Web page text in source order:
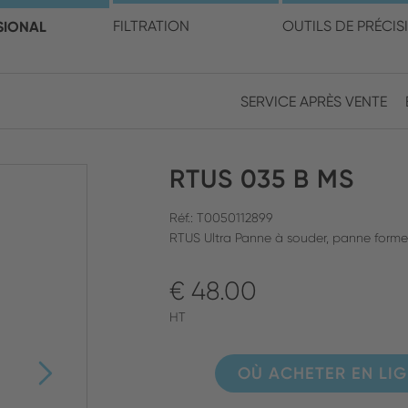
FILTRATION OUTILS DE
FERMER LA RECHERCHE
SERVICE APRÈS VENTE
votre pays et
RTUS 035 B MS
Réf.: T0050112899
RTUS Ultra Panne à souder, panne
€ 48.00
HT
OÙ ACHETER EN